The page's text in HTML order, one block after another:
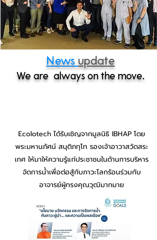
News update
We are always on the move.
Ecolotech ได้รับเชิญจากมูลนิธิ IBHAP โดย
พระมหานภัศน์ สนุติภทุโท รองเจ้าอาวาสวัดสระ
เกศ ให้มาให้ความรู้แก่ประชาชนในด้านการบริหาร
จัดการน้ำเพื่อต่อสู้กับภาวะโลกร้อนร่วมกับ
อาจารย์ผู้ทรงคุณวุฒิมากมาย